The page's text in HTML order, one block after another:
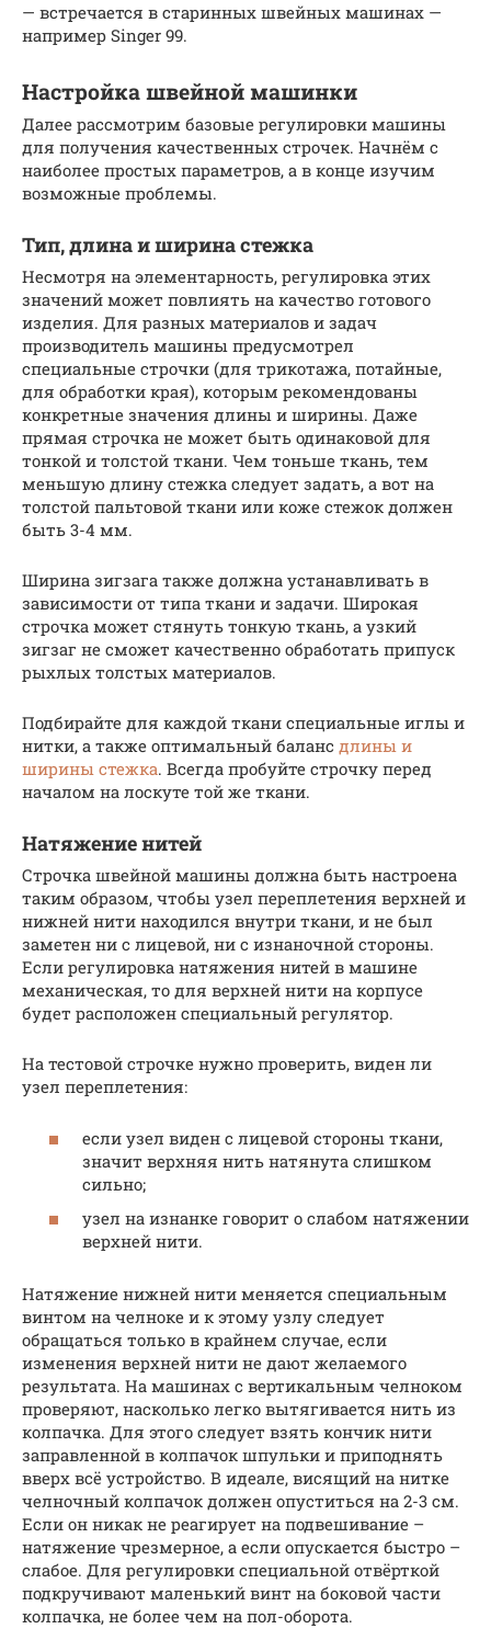
— встречается в старинных швейных машинах —
например Singer 99.
Настройка швейной машинки
Далее рассмотрим базовые регулировки машины
для получения качественных строчек. Начнём с
наиболее простых параметров, а в конце изучим
возможные проблемы.
Тип, длина и ширина стежка
Несмотря на элементарность, регулировка этих
значений может повлиять на качество готового
изделия. Для разных материалов и задач
производитель машины предусмотрел
специальные строчки (для трикотажа, потайные,
для обработки края), которым рекомендованы
конкретные значения длины и ширины. Даже
прямая строчка не может быть одинаковой для
тонкой и толстой ткани. Чем тоньше ткань, тем
меньшую длину стежка следует задать, а вот на
толстой пальтовой ткани или коже стежок должен
быть 3-4 мм.
Ширина зигзага также должна устанавливать в
зависимости от типа ткани и задачи. Широкая
строчка может стянуть тонкую ткань, а узкий
зигзаг не сможет качественно обработать припуск
рыхлых толстых материалов.
Подбирайте для каждой ткани специальные иглы и
нитки, а также оптимальный баланс длины и
ширины стежка. Всегда пробуйте строчку перед
началом на лоскуте той же ткани.
Натяжение нитей
Строчка швейной машины должна быть настроена
таким образом, чтобы узел переплетения верхней и
нижней нити находился внутри ткани, и не был
заметен ни с лицевой, ни с изнаночной стороны.
Если регулировка натяжения нитей в машине
механическая, то для верхней нити на корпусе
будет расположен специальный регулятор.
На тестовой строчке нужно проверить, виден ли
узел переплетения:
если узел виден с лицевой стороны ткани,
значит верхняя нить натянута слишком
сильно;
узел на изнанке говорит о слабом натяжении
верхней нити.
Натяжение нижней нити меняется специальным
винтом на челноке и к этому узлу следует
обращаться только в крайнем случае, если
изменения верхней нити не дают желаемого
результата. На машинах с вертикальным челноком
проверяют, насколько легко вытягивается нить из
колпачка. Для этого следует взять кончик нити
заправленной в колпачок шпульки и приподнять
вверх всё устройство. В идеале, висящий на нитке
челночный колпачок должен опуститься на 2-3 см.
Если он никак не реагирует на подвешивание –
натяжение чрезмерное, а если опускается быстро –
слабое. Для регулировки специальной отвёрткой
подкручивают маленький винт на боковой части
колпачка, не более чем на пол-оборота.